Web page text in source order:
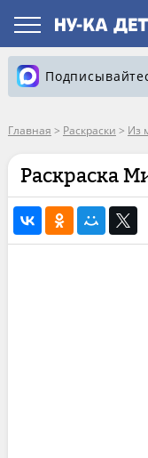
Главная > Раскраски > Из
Раскраска